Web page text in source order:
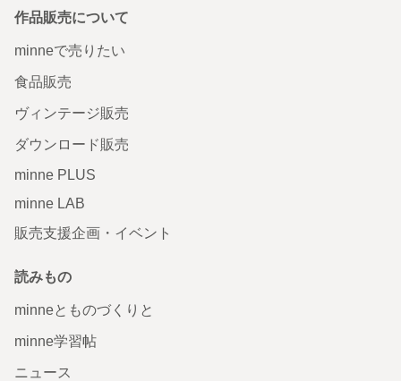
作品販売について
minneで売りたい
食品販売
ヴィンテージ販売
ダウンロード販売
minne PLUS
minne LAB
販売支援企画・イベント
読みもの
minneとものづくりと
minne学習帖
ニュース